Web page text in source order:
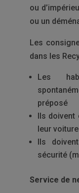
ou
ou un
Les
dans les
Les
préposé
Ils
leur voiture
Ils
sécurité
Service de